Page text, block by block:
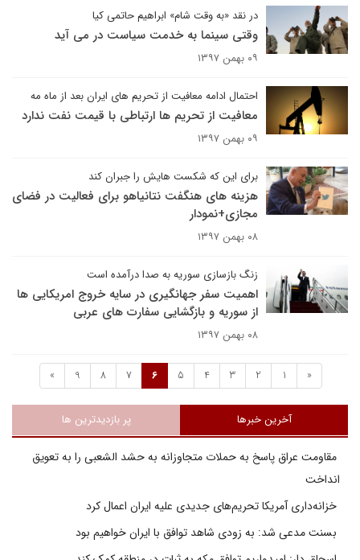
در نقد «به وقت شام» ابراهیم حاتمی کیا
وقتی سینما به خدمت سیاست در می آید
۰۹ بهمن ۱۳۹۷
احتمال ادامه معافیت از تحریم های ایران بعد از ماه مه
معافیت از تحریم ها ارتباطی با قیمت نفت ندارد
۰۹ بهمن ۱۳۹۷
برای این که شکست هایش را جبران کند
هزینه های هنگفت نتانیاهو برای فعالیت در فضای
مجازی+نمودار
۰۸ بهمن ۱۳۹۷
زنگ بازسازی سوریه به صدا درآمده است
اهمیت سفر جهانگیری در سایه خروج امریکایی ها
از سوریه و بازگشایی سفارت های عربی
۰۸ بهمن ۱۳۹۷
«
1
2
3
4
5
6
7
8
9
»
آخرین خبرها پر بازدیدترین ها
مقاومت عراق پاسخ به حملات متجاوزانه به حشد الشعبی را به تعویق
انداخت
خزانه‌داری آمریکا تحریم‌های جدیدی علیه ایران اعمال کرد
بسنت مدعی شد: به زودی شاهد توافق با ایران خواهیم بود